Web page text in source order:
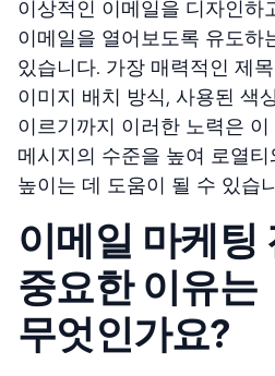
이상적인 이메일을 디자인하
이메일을 열어보도록 유도하
있습니다. 가장 매력적인 제
이미지 배치 방식, 사용된 색
이르기까지 이러한 노력은
메시지의 수준을 높여 로열
높이는 데 도움이 될 수 있습
이메일 마케팅
중요한 이유는
무엇인가요?